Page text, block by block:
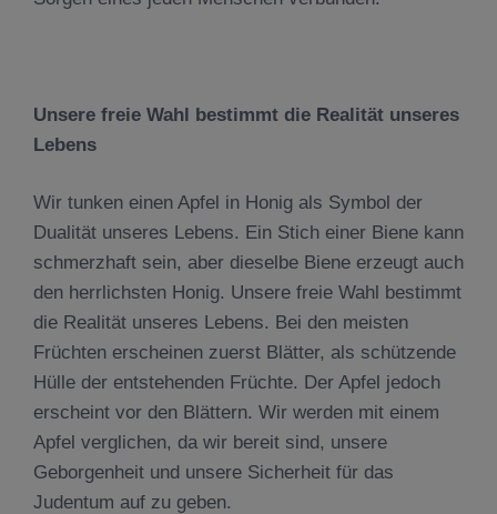
Unsere freie Wahl bestimmt die Realität unseres
Lebens
Wir tunken einen Apfel in Honig als Symbol der
Dualität unseres Lebens. Ein Stich einer Biene kann
schmerzhaft sein, aber dieselbe Biene erzeugt auch
den herrlichsten Honig. Unsere freie Wahl bestimmt
die Realität unseres Lebens. Bei den meisten
Früchten erscheinen zuerst Blätter, als schützende
Hülle der entstehenden Früchte. Der Apfel jedoch
erscheint vor den Blättern. Wir werden mit einem
Apfel verglichen, da wir bereit sind, unsere
Geborgenheit und unsere Sicherheit für das
Judentum auf zu geben.